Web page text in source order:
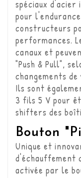
spéciaux d'acier
pour
constructeurs
performances.
canaux et
"Push & Pull",
changements
Ils sont
3 fils 5 V pour
shifters des
Bouton
Unique et
d'échauffement
activée par le